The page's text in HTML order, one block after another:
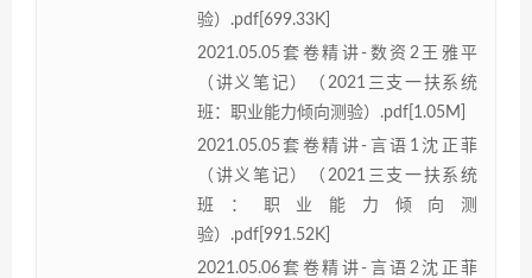
验）.pdf[699.33K]
2021.05.05套卷精讲-数资2王雅平
（讲义笔记）（2021三支一扶系统
班：职业能力倾向测验）.pdf[1.05M]
2021.05.05套卷精讲-言语1沈正菲
（讲义笔记）（2021三支一扶系统
班：职业能力倾向测
验）.pdf[991.52K]
2021.05.06套卷精讲-言语2沈正菲